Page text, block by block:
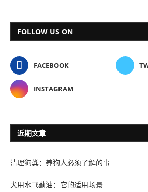
FOLLOW US ON
FACEBOOK
INSTAGRAM
近期文章
清理狗粪：养狗人必须了解的事
犬用水飞蓟油：它的适用场景